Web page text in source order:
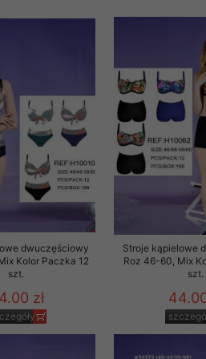
dwuczęściowy
Kolor Paczka 12
szt.
zł
Stroje kąpielowe
Roz 46-60, Mix
szt.
to okno, to wyrazisz zgodę
w każdym momencie wycofać .
wcześniej.
uprawnieniach (prawo dostępu,
prawo do ich przenoszenia,
także prawo wyrażenia sprzeciwu
ich prywatności oraz ochronę